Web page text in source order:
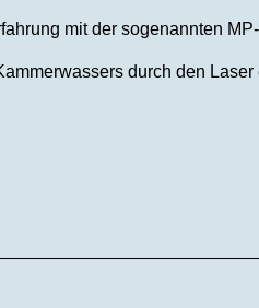
mit der sogenannten
durch den